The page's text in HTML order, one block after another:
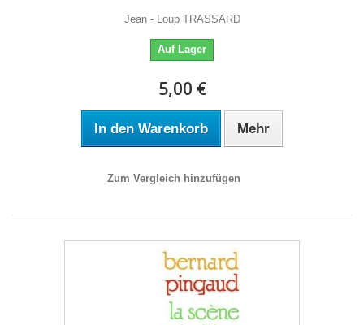
Jean - Loup TRASSARD
Auf Lager
5,00 €
In den Warenkorb Mehr
Zum Vergleich hinzufügen